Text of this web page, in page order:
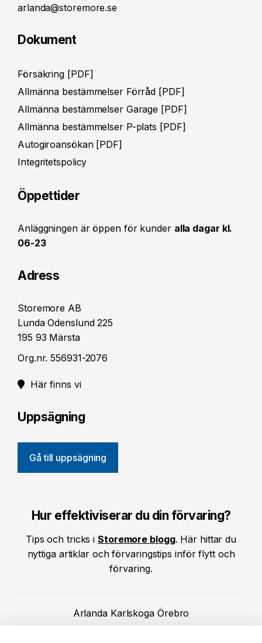
arlanda@storemore.se
Dokument
Försäkring [PDF]
Allmänna bestämmelser Förråd [PDF]
Allmänna bestämmelser Garage [PDF]
Allmänna bestämmelser P-plats [PDF]
Autogiroansökan [PDF]
Integritetspolicy
Öppettider
Anläggningen är öppen för kunder alla dagar kl.
06-23
Adress
Storemore AB
Lunda Odenslund 225
195 93 Märsta
Org.nr. 556931-2076
Här finns vi
Uppsägning
Gå till uppsägning
Hur effektiviserar du din förvaring?
Tips och tricks iStoremore blogg. Här hittar du
nyttiga artiklar och förvaringstips inför flytt och
förvaring.
Arlanda Karlskoga Örebro